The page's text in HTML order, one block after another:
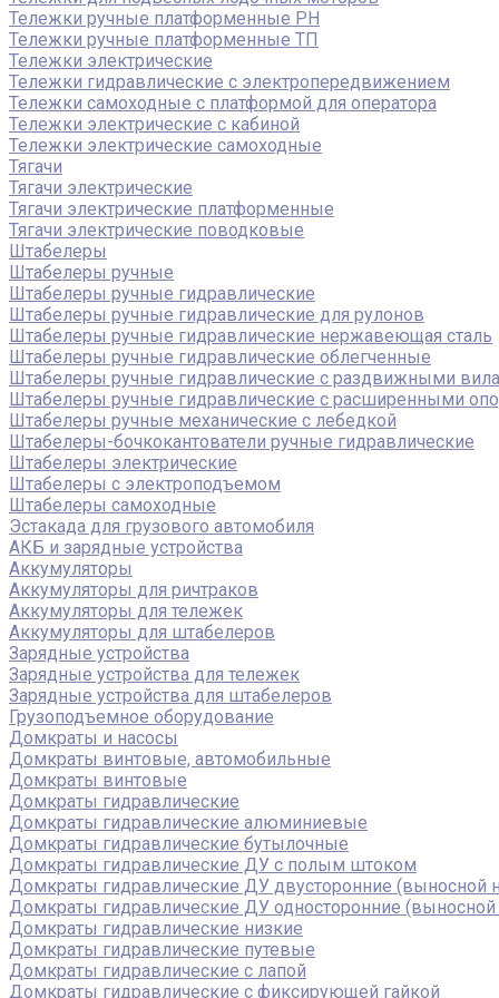
Тележки ручные платформенные PH
Тележки ручные платформенные ТП
Тележки электрические
Тележки гидравлические с электропередвижением
Тележки самоходные с платформой для оператора
Тележки электрические с кабиной
Тележки электрические самоходные
Тягачи
Тягачи электрические
Тягачи электрические платформенные
Тягачи электрические поводковые
Штабелеры
Штабелеры ручные
Штабелеры ручные гидравлические
Штабелеры ручные гидравлические для рулонов
Штабелеры ручные гидравлические нержавеющая сталь
Штабелеры ручные гидравлические облегченные
Штабелеры ручные гидравлические с раздвижными
Штабелеры ручные гидравлические с расширенными
Штабелеры ручные механические с лебедкой
Штабелеры-бочкокантователи ручные гидравлические
Штабелеры электрические
Штабелеры с электроподъемом
Штабелеры самоходные
Эстакада для грузового автомобиля
АКБ и зарядные устройства
Аккумуляторы
Аккумуляторы для ричтраков
Аккумуляторы для тележек
Аккумуляторы для штабелеров
Зарядные устройства
Зарядные устройства для тележек
Зарядные устройства для штабелеров
Грузоподъемное оборудование
Домкраты и насосы
Домкраты винтовые, автомобильные
Домкраты винтовые
Домкраты гидравлические
Домкраты гидравлические алюминиевые
Домкраты гидравлические бутылочные
Домкраты гидравлические ДУ c полым штоком
Домкраты гидравлические ДУ двусторонние (выносной
Домкраты гидравлические ДУ односторонние (выносной
Домкраты гидравлические низкие
Домкраты гидравлические путевые
Домкраты гидравлические с лапой
Домкраты гидравлические с фиксирующей гайкой